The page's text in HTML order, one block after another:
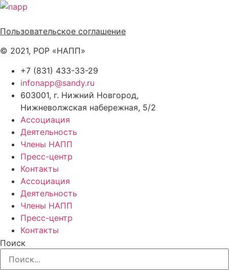
Пользовательское соглашение
© 2021, РОР «НАПП»
+7 (831) 433-33-29
infonapp@sandy.ru
603001, г. Нижний Новгород,
Нижневолжская набережная, 5/2
Ассоциация
Деятельность
Члены НАПП
Пресс-центр
Контакты
Ассоциация
Деятельность
Члены НАПП
Пресс-центр
Контакты
Поиск